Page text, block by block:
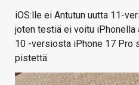
iOS:lle ei Antutun uutta 11-
joten testiä ei voitu iPhonella
10 -versiosta iPhone 17 Pro
pistettä.